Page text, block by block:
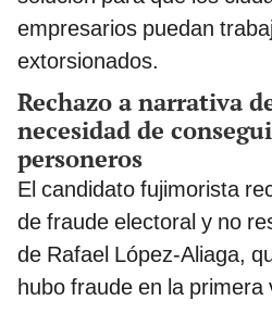
empresarios puedan
extorsionados.
Rechazo a narrativa
necesidad de
personeros
El candidato fujimorista
de fraude electoral y no
de Rafael López-Aliaga,
hubo fraude en la primera